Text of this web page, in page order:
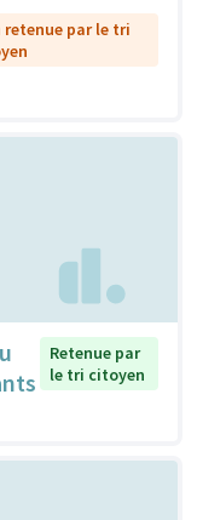
retenue par le tri
Retenue par
le tri citoyen